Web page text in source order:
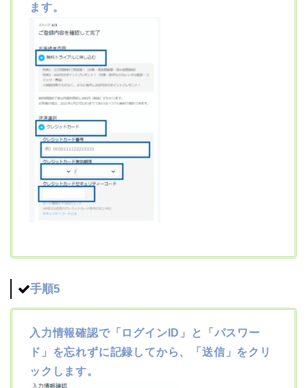
ます。
手順5
入力情報確認で「ログインID」と「パスワー
ド」を忘れずに記録してから、「送信」をクリ
ックします。